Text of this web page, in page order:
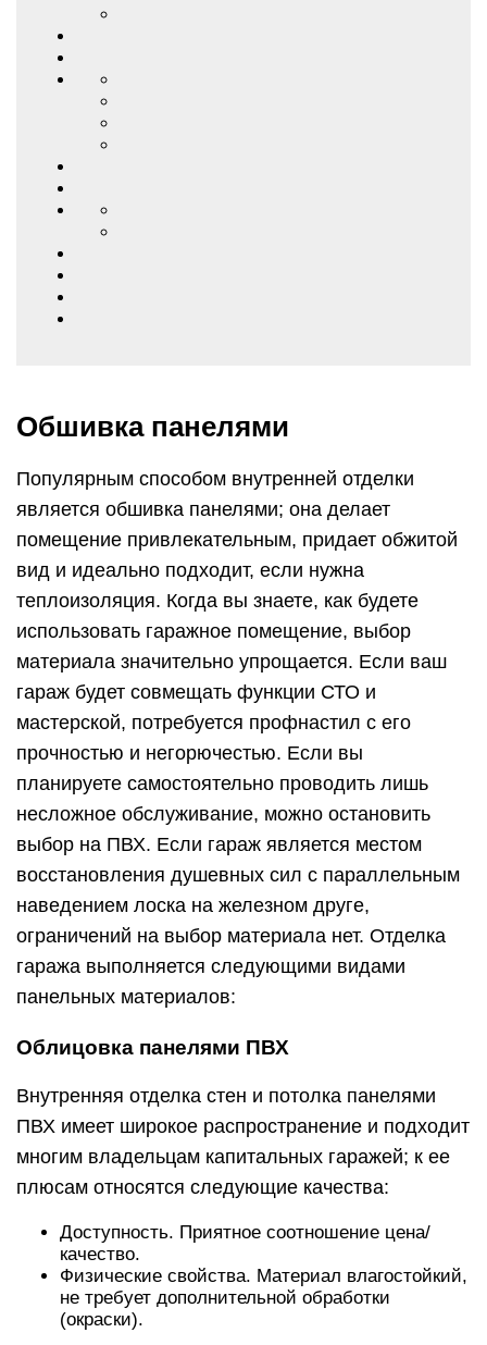
Обшивка панелями
Популярным способом внутренней отделки
является обшивка панелями; она делает
помещение привлекательным, придает обжитой
вид и идеально подходит, если нужна
теплоизоляция. Когда вы знаете, как будете
использовать гаражное помещение, выбор
материала значительно упрощается. Если ваш
гараж будет совмещать функции СТО и
мастерской, потребуется профнастил с его
прочностью и негорючестью. Если вы
планируете самостоятельно проводить лишь
несложное обслуживание, можно остановить
выбор на ПВХ. Если гараж является местом
восстановления душевных сил с параллельным
наведением лоска на железном друге,
ограничений на выбор материала нет. Отделка
гаража выполняется следующими видами
панельных материалов:
Облицовка панелями ПВХ
Внутренняя отделка стен и потолка панелями
ПВХ имеет широкое распространение и подходит
многим владельцам капитальных гаражей; к ее
плюсам относятся следующие качества:
Доступность. Приятное соотношение цена/
качество.
Физические свойства. Материал влагостойкий,
не требует дополнительной обработки
(окраски).